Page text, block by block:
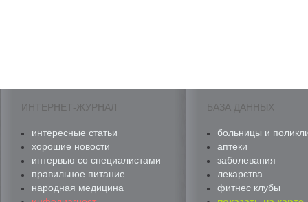
ИНТЕРНЕТ-ЖУРНАЛ
интересные статьи
хорошие новости
интервью со специалистами
правильное питание
народная медицина
БАЗА ДАННЫХ
больницы и
аптеки
заболевания
лекарства
фитнес клубы